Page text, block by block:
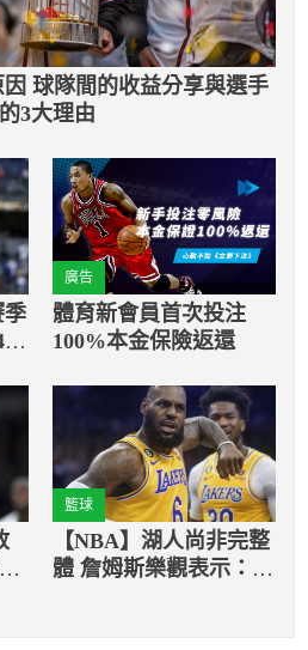
球隊間的收益分享與選手
3大理由
季
廣告
體育新會員首次投注
100%本金保險返還
籃球
【NBA】湖人尚非完整
體 詹姆斯樂觀表示：充